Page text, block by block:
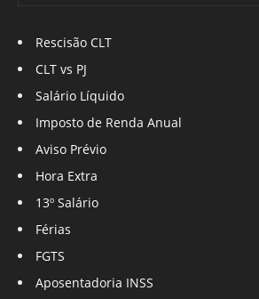
Rescisão CLT
CLT vs PJ
Salário Líquido
Imposto de Renda Anual
Aviso Prévio
Hora Extra
13º Salário
Férias
FGTS
Aposentadoria INSS